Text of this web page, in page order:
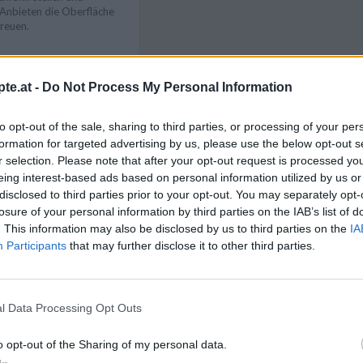
- Do Not Process My Personal Information
opt-out of the sale, sharing to third parties, or processing of your
for targeted advertising by us, please use the below opt-out
selection. Please note that after your opt-out request is processed
interest-based ads based on personal information utilized by us
to third parties prior to your opt-out. You may separately
of your personal information by third parties on the IAB’s list of
This information may also be disclosed by us to third parties on the
Participants that may further disclose it to other third parties.
Data Processing Opt Outs
opt-out of the Sharing of my personal data.
die Oberfläche
vom Tiramisu
/Herbst Rezepte/
/
Rezepte/
Artikelempfehlung